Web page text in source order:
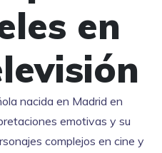
en
nacida en Madrid en
emotivas y su
complejos en cine y